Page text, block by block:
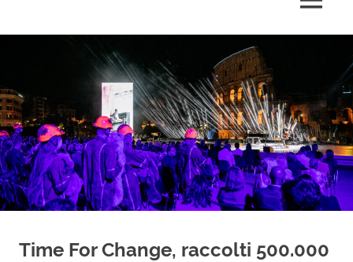
MENU
Time For Change, raccolti 500.000